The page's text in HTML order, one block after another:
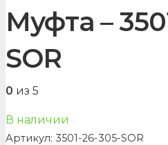
Муфта –
SOR
0 из 5
В наличии
Артикул: 3501-26-305-SOR